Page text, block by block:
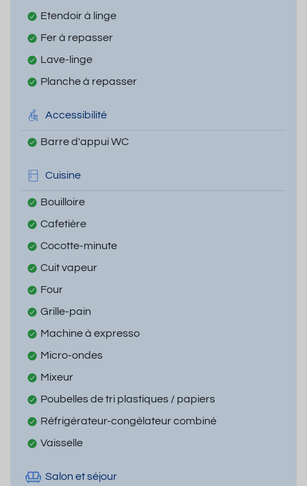
Etendoir à linge
Fer à repasser
Lave-linge
Planche à repasser
Accessibilité
Barre d'appui WC
Cuisine
Bouilloire
Cafetière
Cocotte-minute
Cuit vapeur
Four
Grille-pain
Machine à expresso
Micro-ondes
Mixeur
Poubelles de tri plastiques / papiers
Réfrigérateur-congélateur combiné
Vaisselle
Salon et séjour